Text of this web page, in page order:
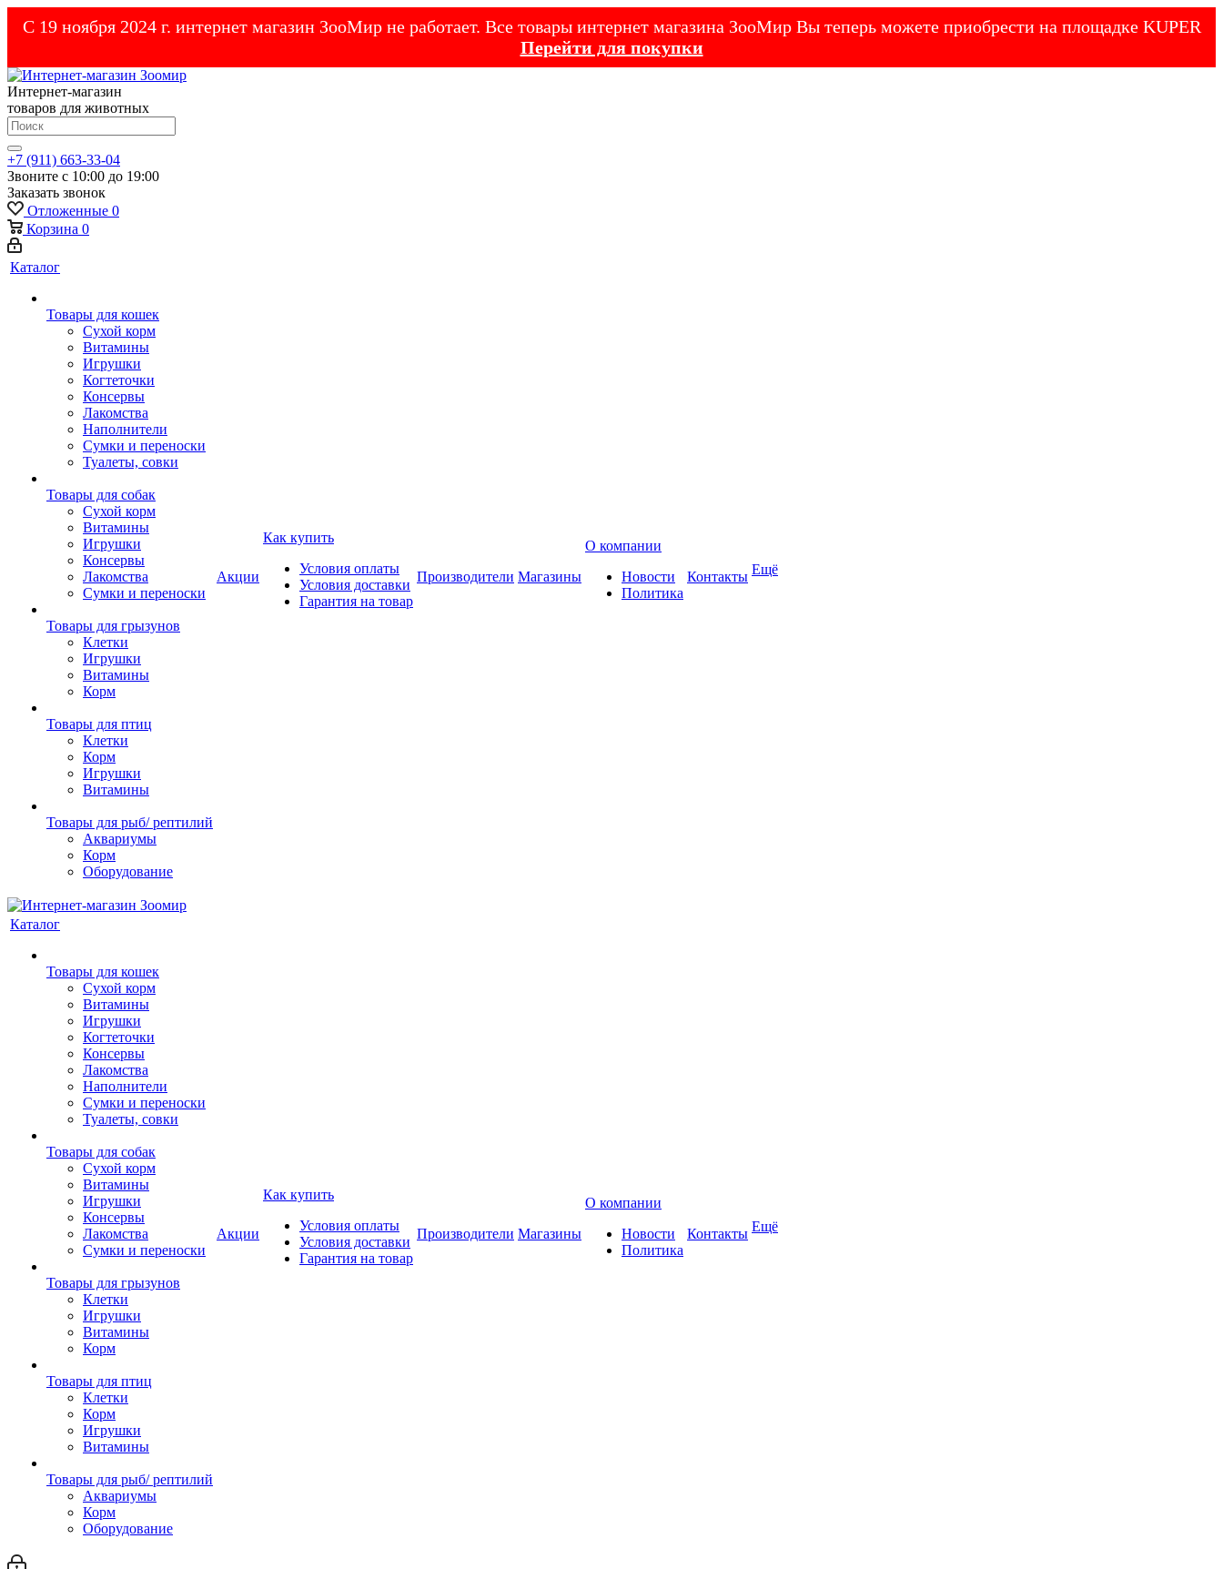
С 19 ноября 2024 г. интернет магазин ЗооМир не работает. Все товары интернет магазина ЗооМир Вы теперь можете приобрести на площадке KUPER
Перейти для покупки
Интернет-магазин
товаров для животных
+7 (911) 663-33-04
Звоните с 10:00 до 19:00
Заказать звонок
Отложенные 0
Корзина 0
Каталог
Товары для кошек
Cухой корм
Витамины
Игрушки
Когтеточки
Консервы
Лакомства
Наполнители
Сумки и переноски
Туалеты, совки
Товары для собак
Cухой корм
Витамины
Игрушки
Консервы
Лакомства
Сумки и переноски
Товары для грызунов
Клетки
Игрушки
Витамины
Корм
Товары для птиц
Клетки
Корм
Игрушки
Витамины
Товары для рыб/ рептилий
Аквариумы
Корм
Оборудование
Акции
Как купить
Условия оплаты
Условия доставки
Гарантия на товар
Производители Магазины
О компании
Новости
Политика
Контакты Ещё
Каталог
Товары для кошек
Cухой корм
Витамины
Игрушки
Когтеточки
Консервы
Лакомства
Наполнители
Сумки и переноски
Туалеты, совки
Товары для собак
Cухой корм
Витамины
Игрушки
Консервы
Лакомства
Сумки и переноски
Товары для грызунов
Клетки
Игрушки
Витамины
Корм
Товары для птиц
Клетки
Корм
Игрушки
Витамины
Товары для рыб/ рептилий
Аквариумы
Корм
Оборудование
Акции
Как купить
Условия оплаты
Условия доставки
Гарантия на товар
Производители Магазины
О компании
Новости
Политика
Контакты Ещё